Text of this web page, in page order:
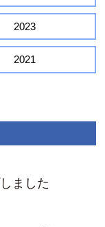
2023
2021
ました